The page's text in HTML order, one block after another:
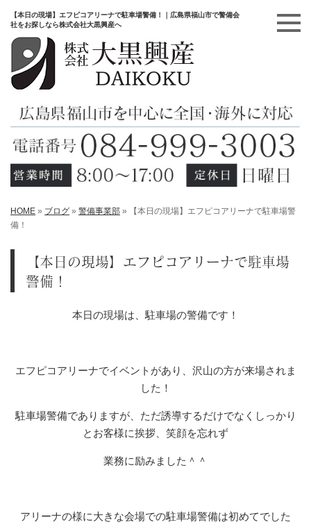
【本日の現場】エフピコアリーナで駐車場警備！｜広島県福山市で警備会
社をお探しなら株式会社大黒興産へ
HOME » ブログ » 警備事業部 »
【本日の現場】エフピコアリーナで駐車場警
備！
【本日の現場】エフピコアリーナで駐車場
警備！
本日の現場は、駐車場の警備です！
エフピコアリーナでイベントがあり、沢山の方が来場されま
した！
駐車場警備でありますが、ただ誘導するだけでなくしっかり
とお客様に挨拶、笑顔を忘れず
業務に励みました＾＾
アリーナの様に大きな会場での駐車場警備は初めてでした